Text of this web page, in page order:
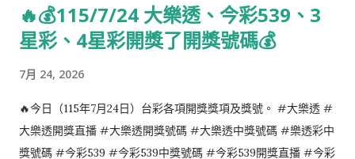
🔥💰115/7/24 大樂透、今彩539、3
星彩、4星彩開獎了開獎號碼💰
7月 24, 2026
🔥今日（115年7月24日）台彩各項開獎獎項及獎號。 #大樂透 #
大樂透開獎直播 #大樂透開獎號碼 #大樂透中獎號碼 #樂透彩中
獎號碼 #今彩539 #今彩539中獎號碼 #今彩539開獎直播 #今彩